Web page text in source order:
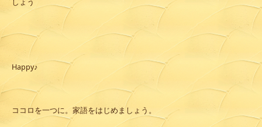
しょう
Happy♪
ココロを一つに。家語をはじめましょう。